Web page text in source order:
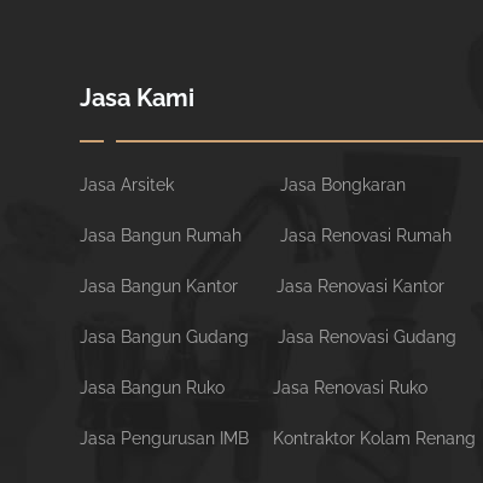
Jasa Kami
Jasa Arsitek Jasa Bongkaran
Jasa Bangun Rumah Jasa Renovasi Rumah
Jasa Bangun Kantor Jasa Renovasi Kantor
Jasa Bangun Gudang Jasa Renovasi Gudang
Jasa Bangun Ruko Jasa Renovasi Ruko
Jasa Pengurusan IMB Kontraktor Kolam Renang